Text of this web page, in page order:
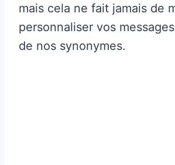
mais cela ne fait jamais de
personnaliser vos
de nos synonymes.